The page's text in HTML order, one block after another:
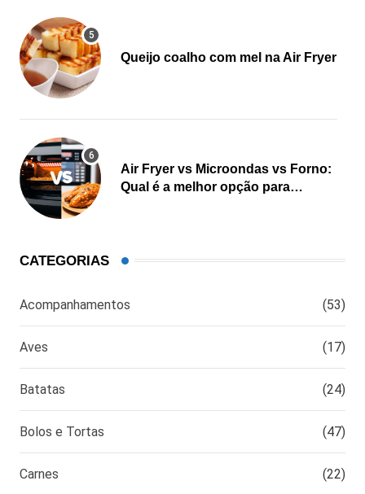
Queijo coalho com mel na Air Fryer
Air Fryer vs Microondas vs Forno:
Qual é a melhor opção para
CATEGORIAS
Acompanhamentos (53)
Aves (17)
Batatas (24)
Bolos e Tortas (47)
Carnes (22)